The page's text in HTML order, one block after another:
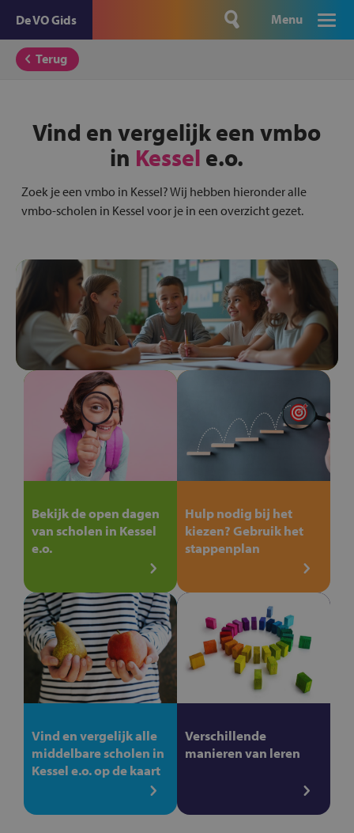
De VO Gids Menu
Terug
Vind en vergelijk een vmbo
in Kessel e.o.
Zoek je een vmbo in Kessel? Wij hebben hieronder alle
vmbo-scholen in Kessel voor je in een overzicht gezet.
Bekijk de open dagen
van scholen in Kessel
e.o.
Hulp nodig bij het
kiezen? Gebruik het
stappenplan
Vind en vergelijk alle
middelbare scholen in
Kessel e.o. op de kaart
Verschillende
manieren van leren